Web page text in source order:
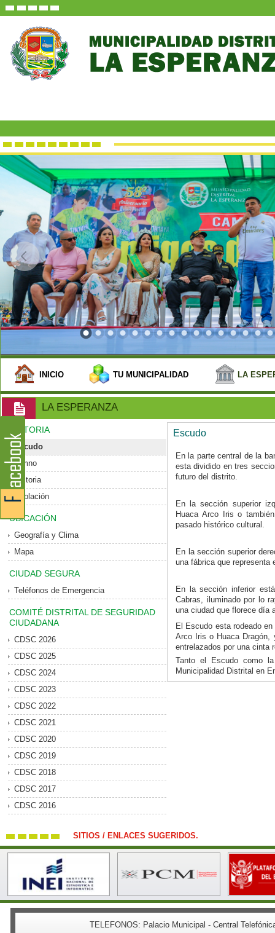
INICIO TU MUNICIPALIDAD LA
LA ESPERANZA
HISTORIA
Escudo
Himno
Historia
Población
UBICACIÓN
Geografía y Clima
Mapa
CIUDAD SEGURA
Teléfonos de Emergencia
COMITÉ DISTRITAL DE SEGURIDAD
CIUDADANA
CDSC 2026
CDSC 2025
CDSC 2024
CDSC 2023
CDSC 2022
CDSC 2021
CDSC 2020
CDSC 2019
CDSC 2018
CDSC 2017
CDSC 2016
Escudo
En la parte central de la
esta dividido en tres
futuro del distrito.
En la sección superior
Huaca Arco Iris o
pasado histórico cultural.
En la sección superior
una fábrica que representa
En la sección inferior
Cabras, iluminado por lo
una ciudad que florece día
El Escudo esta rodeado
Arco Iris o Huaca Dragón,
entrelazados por una cinta
Tanto el Escudo como
Municipalidad Distrital en
SITIOS / ENLACES SUGERIDOS.
TELEFONOS: Palacio Municipal - Central